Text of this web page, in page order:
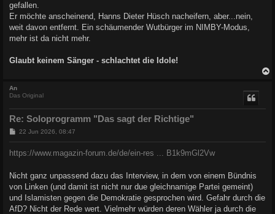
gefallen.
Er möchte anscheinend, Hanns Dieter Hüsch nacheifern, aber...nein,
weit davon entfernt. Ein schäumender Wutbürger im NIMBY-Modus,
mehr ist da nicht mehr.
Glaubt keinem Sänger - schlachtet die Idole!
An
Das Original
Re: Soloprogramm "Das sagt der Richtige"
B
t
g
22 Jun 2026, 08:47
https://www.magazin-forum.de/de/ein-res ... B1k9mGl2Vw
Nicht ganz unpassend dazu das Interview, in dem von einem Bündnis
von Linken (und damit ist nicht nur due gleichnamige Partei gemeint)
und Islamisten gegen die Demokratie gesprochen wird. Gefahr durch die
AfD? Nicht der Rede wert. Vielmehr würden deren Wähler ja durch die